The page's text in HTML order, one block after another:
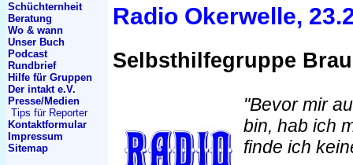
Schüchternheit
Beratung
Wo & wann
Unser Buch
Podcast
Rundbrief
Hilfe für Gruppen
Der intakt e.V.
Presse/Medien
Tips für Reporter
Kontaktformular
Impressum
Sitemap
Radio Okerwelle,
Selbsthilfegruppe
"Bevor mir
bin, hab ich
finde ich